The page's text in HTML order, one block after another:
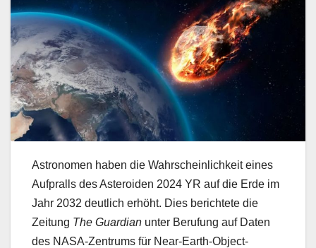
Astronomen haben die Wahrscheinlichkeit eines
Aufpralls des Asteroiden 2024 YR auf die Erde im
Jahr 2032 deutlich erhöht. Dies berichtete die
Zeitung The Guardian unter Berufung auf Daten
des NASA-Zentrums für Near-Earth-Object-